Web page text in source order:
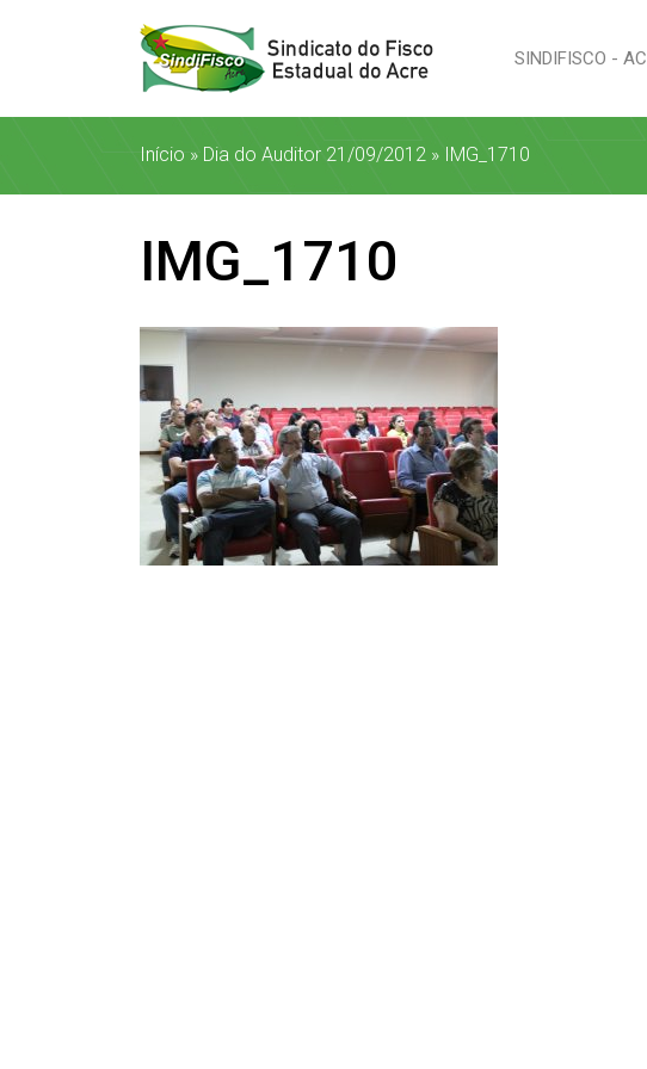
SINDIFISCO - AC
Início » Dia do Auditor 21/09/2012 » IMG_1710
IMG_1710